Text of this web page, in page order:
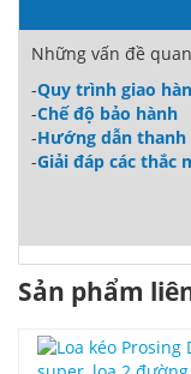
Những vấn đề
-Quy trình giao
-Chế độ bảo hành
-Hướng dẫn thanh
-Giải đáp các thắc
Sản phẩm